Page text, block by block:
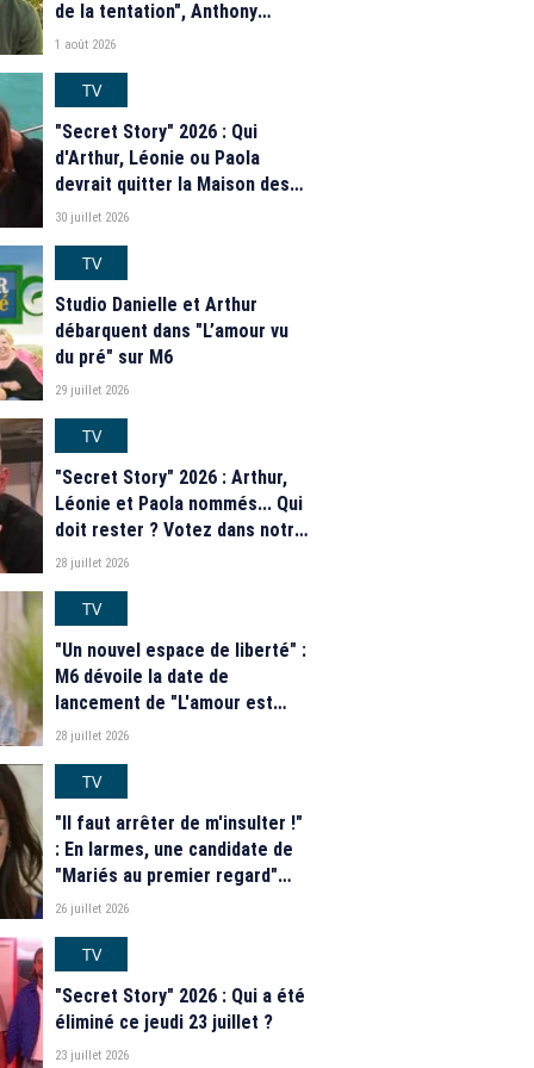
de la tentation", Anthony
Matéo, Jade Leboeuf... Le
de la télé-réalité de W9
1 août 2026
TV
"Secret Story" 2026 : Qui
d'Arthur, Léonie ou Paola
devrait quitter la Maison des
secrets ce soir ? Les
30 juillet 2026
TV
Studio Danielle et Arthur
débarquent dans "L’amour vu
du pré" sur M6
29 juillet 2026
TV
"Secret Story" 2026 : Arthur,
Léonie et Paola nommés... Qui
doit rester ? Votez dans notre
sondage
28 juillet 2026
TV
"Un nouvel espace de liberté" :
M6 dévoile la date de
lancement de "L'amour est
dans le pré" 2026 et une
Le Marchand
28 juillet 2026
TV
"Il faut arrêter de m'insulter !"
: En larmes, une candidate de
"Mariés au premier regard"
dénonce le harcèlement
diffusion de l'émission de M6
26 juillet 2026
TV
"Secret Story" 2026 : Qui a été
éliminé ce jeudi 23 juillet ?
23 juillet 2026